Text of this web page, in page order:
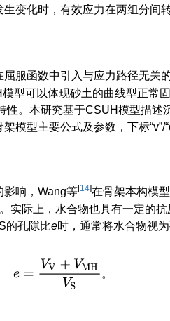
变化时，有效应力在两组分间
屈服函数中引入与应力路径无关
型可以体现砂土的曲线型正常
。本研究基于CSUH模型描述
模型主要公式及参数，下标“v”/
影响，Wang等[14]在骨架本构模
实际上，水合物也具有一定的
的孔隙比e时，通常将水合物视
。
V+VMHVS。